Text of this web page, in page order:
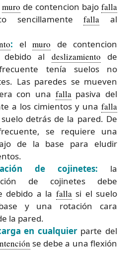
muro de contencion bajo falla
sencillamentefalla al
: el muro de contencion
debido al deslizamiento de
tenía suelos no
Las paredes se mueven
con una fallapasiva del
a los cimientos y una falla
detrás de la pared. De
se requiere una
de la base para eludir
de cojinetes: la
de cojinetes debe
debido a la fallasi el suelo
y una rotación cara
la pared.
en cualquierparte del
se debe a una flexión